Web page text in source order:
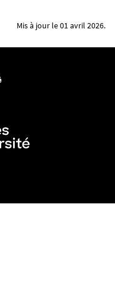
Mis à jour le 01 avril 2026.